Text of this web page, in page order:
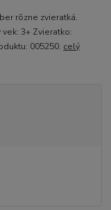
rôzne zvieratká.
3+ Zvieratko:
005250. celý